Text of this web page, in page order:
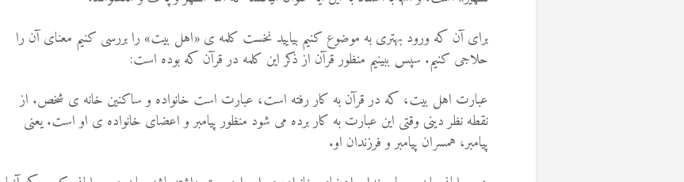
برای آن که ورود بهتری به موضوع کنیم بیایید نخست کلمه ی «اهل بیت» را بررسی کنیم معنای آن را
حلاجی کنیم. سپس ببینیم منظور قرآن از ذکر این کلمه در قرآن که بوده است:
عبارت اهل بیت، که در قرآن به کار رفته است، عبارت است خانواده و ساکنین خانه ی شخص. از
نقطه نظر دینی وقتی این عبارت به کار برده می شود منظور پیامبر و اعضای خانواده ی او است. یعنی
پیامبر، همسران پیامبر و فرزندان او.